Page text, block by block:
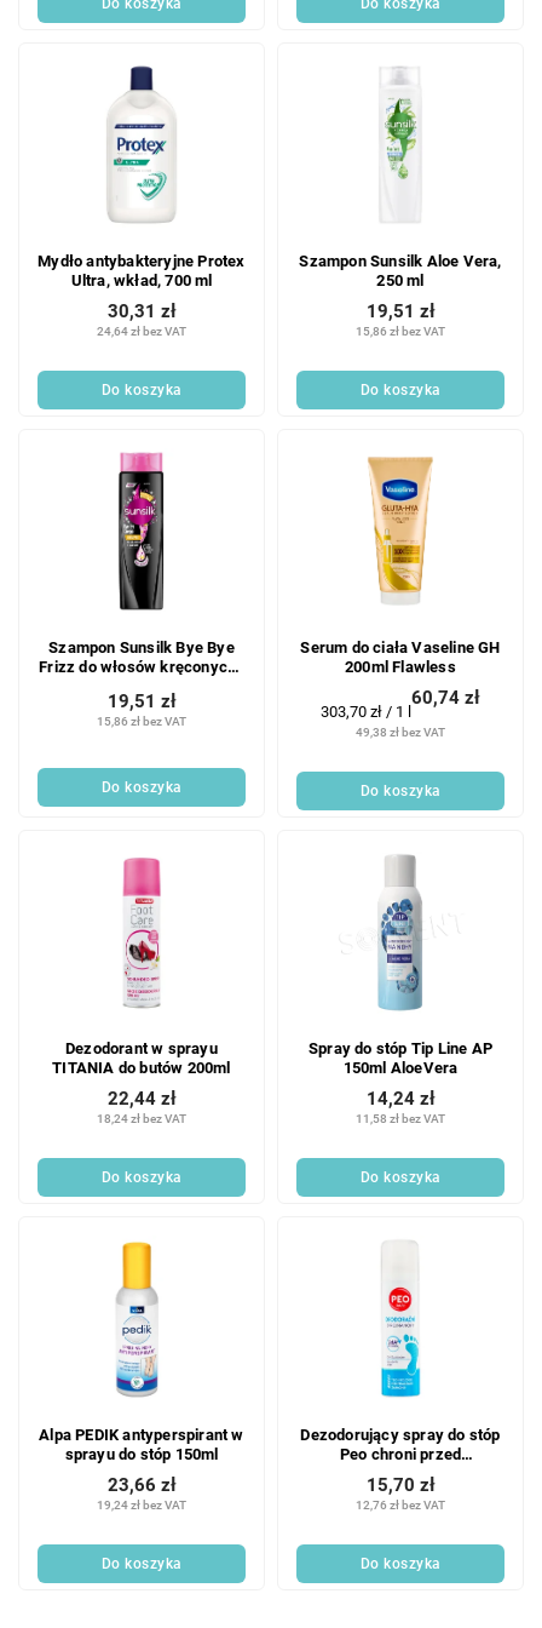
Do koszyka Do koszyka
Mydło antybakteryjne Protex
Ultra, wkład, 700 ml
24,64 zł bez VAT
30,31 zł
Do koszyka
Szampon Sunsilk Aloe Vera,
250 ml
15,86 zł bez VAT
19,51 zł
Do koszyka
Szampon Sunsilk Bye Bye
Frizz do włosów kręconych i
15,86 zł bez VAT
19,51 zł
Do koszyka
Serum do ciała Vaseline GH
200ml Flawless
49,38 zł bez VAT
60,74 zł
Cena
jednostkowa:
303,70 zł / 1 l
Do koszyka
Dezodorant w sprayu
TITANIA do butów 200ml
18,24 zł bez VAT
22,44 zł
Do koszyka
Spray do stóp Tip Line AP
150ml AloeVera
11,58 zł bez VAT
14,24 zł
Do koszyka
Alpa PEDIK antyperspirant w
sprayu do stóp 150ml
19,24 zł bez VAT
23,66 zł
Do koszyka
Dezodorujący spray do stóp
Peo chroni przed
nieprzyjemnym zapachem i
odświeża stopy 150 ml
12,76 zł bez VAT
15,70 zł
Do koszyka